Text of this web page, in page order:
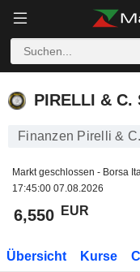
PIRELLI & C. S.P.A.
PIRELLI & C.
Finanzen Pirelli &
Markt geschlossen - Borsa
17:45:00 07.08.2026
6,550 EUR
Übersicht Kurse